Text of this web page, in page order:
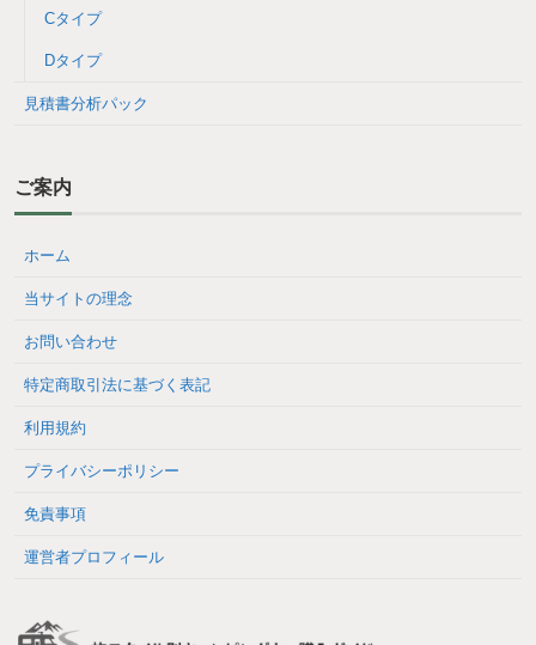
Cタイプ
Dタイプ
見積書分析パック
ご案内
ホーム
当サイトの理念
お問い合わせ
特定商取引法に基づく表記
利用規約
プライバシーポリシー
免責事項
運営者プロフィール